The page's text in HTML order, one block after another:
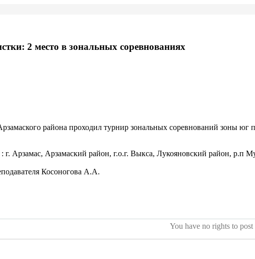
2 место в зональных соревнованиях
района проходил турнир зональных соревнований зоны юг
г. Арзамас, Арзамаский район, г.о.г. Выкса, Лукояновский район,
Косоногова А.А.
You have no rights to post